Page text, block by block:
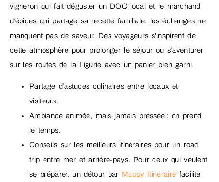
vigneron qui fait déguster un DOC local et le marchand
d’épices qui partage sa recette familiale, les échanges ne
manquent pas de saveur. Des voyageurs s’inspirent de
cette atmosphère pour prolonger le séjour ou s’aventurer
sur les routes de la Ligurie avec un panier bien garni.
Partage d’astuces culinaires entre locaux et
visiteurs.
Ambiance animée, mais jamais pressée : on prend
le temps.
Conseils sur les meilleurs itinéraires pour un road
trip entre mer et arrière-pays. Pour ceux qui veulent
se préparer, un détour par Mappy Itinéraire facilite